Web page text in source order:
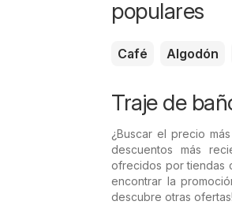
populares
Café Algodón
Traje de
¿Buscar el precio
descuentos más
ofrecidos por tiendas
encontrar la
descubre otras